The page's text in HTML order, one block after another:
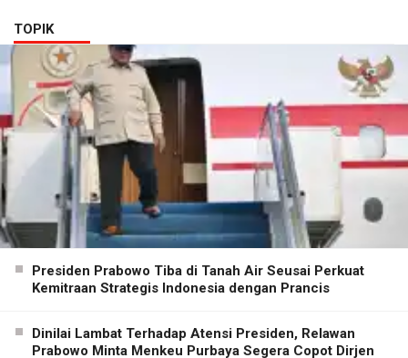
TOPIK
Presiden Prabowo Tiba di Tanah Air Seusai Perkuat
Kemitraan Strategis Indonesia dengan Prancis
Dinilai Lambat Terhadap Atensi Presiden, Relawan
Prabowo Minta Menkeu Purbaya Segera Copot Dirjen